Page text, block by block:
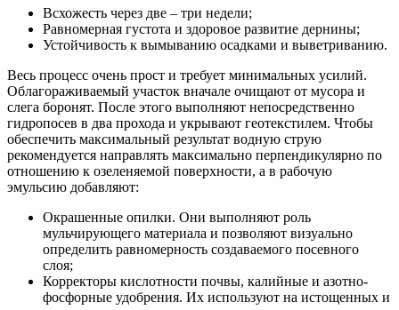
Всхожесть через две – три недели;
Равномерная густота и здоровое развитие дернины;
Устойчивость к вымыванию осадками и выветриванию.
Весь процесс очень прост и требует минимальных усилий.
Облагораживаемый участок вначале очищают от мусора и
слега боронят. После этого выполняют непосредственно
гидропосев в два прохода и укрывают геотекстилем. Чтобы
обеспечить максимальный результат водную струю
рекомендуется направлять максимально перпендикулярно по
отношению к озеленяемой поверхности, а в рабочую
эмульсию добавляют:
Окрашенные опилки. Они выполняют роль
мульчирующего материала и позволяют визуально
определить равномерность создаваемого посевного
слоя;
Корректоры кислотности почвы, калийные и азотно-
фосфорные удобрения. Их используют на истощенных и